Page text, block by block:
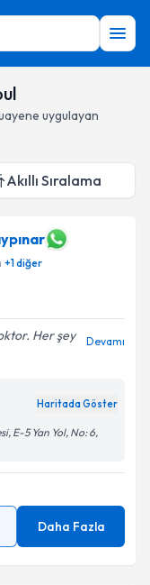
uygulayan
Akıllı Sıralama
+1diğer
Her şey
Devamı
Haritada Göster
E-5 Yan Yol, No: 6,
Daha Fazla